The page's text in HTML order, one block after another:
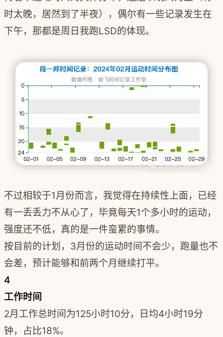
时太晚，居然到了半夜），偶尔有一些记录发生在
下午，那都是周日我跑LSD的体现。
不过相较于1月份而言，我觉得在持续性上面，已经
有一丢丢力不从心了，毕竟每天1个多小时的运动，
强度还不低，真的是一件蛮累的事情。
按目前的计划，3月份的运动时间不会少，跑量也不
会差，预计能够和前两个月继续打平。
4
工作时间
2月工作总时间为125小时10分，日均4小时19分
钟，占比18%。